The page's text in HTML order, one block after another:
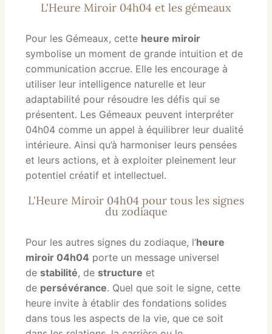
L'Heure Miroir 04h04 et les gémeaux
Pour les Gémeaux, cette heure miroir
symbolise un moment de grande intuition et de
communication accrue. Elle les encourage à
utiliser leur intelligence naturelle et leur
adaptabilité pour résoudre les défis qui se
présentent. Les Gémeaux peuvent interpréter
04h04 comme un appel à équilibrer leur dualité
intérieure. Ainsi qu’à harmoniser leurs pensées
et leurs actions, et à exploiter pleinement leur
potentiel créatif et intellectuel.
L'Heure Miroir 04h04 pour tous les signes
du zodiaque
Pour les autres signes du zodiaque, l’heure
miroir 04h04 porte un message universel
de stabilité, de structure et
de persévérance. Quel que soit le signe, cette
heure invite à établir des fondations solides
dans tous les aspects de la vie, que ce soit